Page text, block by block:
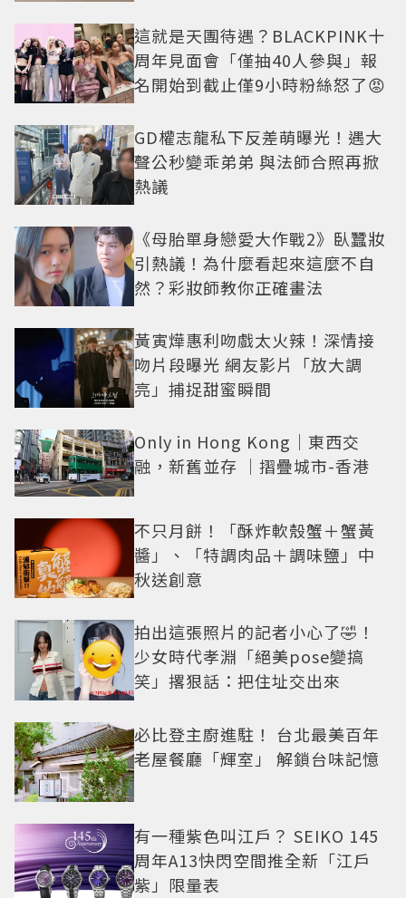
這就是天團待遇？BLACKPINK十
周年見面會「僅抽40人參與」報
名開始到截止僅9小時粉絲怒了😡
GD權志龍私下反差萌曝光！遇大
聲公秒變乖弟弟 與法師合照再掀
熱議
《母胎單身戀愛大作戰2》臥蠶妝
引熱議！為什麼看起來這麼不自
然？彩妝師教你正確畫法
黃寅燁惠利吻戲太火辣！深情接
吻片段曝光 網友影片「放大調
亮」捕捉甜蜜瞬間
Only in Hong Kong｜東西交
融，新舊並存 ｜摺疊城市-香港
不只月餅！「酥炸軟殼蟹＋蟹黃
醬」、「特調肉品＋調味鹽」中
秋送創意
拍出這張照片的記者小心了🤣！
少女時代孝淵「絕美pose變搞
笑」撂狠話：把住址交出來
必比登主廚進駐！ 台北最美百年
老屋餐廳「輝室」 解鎖台味記憶
有一種紫色叫江戶？ SEIKO 145
周年A13快閃空間推全新「江戶
紫」限量表